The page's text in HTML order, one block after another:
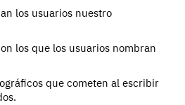
los usuarios nuestro
los que los usuarios nombran
que cometen al escribir